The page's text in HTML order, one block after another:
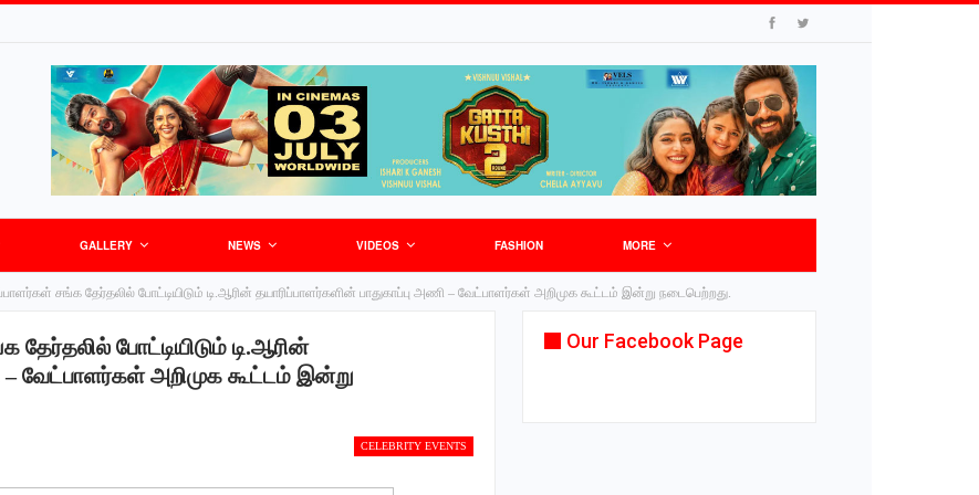
GALLERY NEWS VIDEOS FASHION MORE
சங்க தேர்தலில் போட்டியிடும் டி.ஆரின் தயாரிப்பாளர்களின் பாதுகாப்பு அணி – வேட்பாளர்கள் அறிமுக கூட்டம் இன்று நடைபெற்றது.
தேர்தலில் போட்டியிடும் டி.ஆரின்
– வேட்பாளர்கள் அறிமுக கூட்டம் இன்று
CELEBRITY EVENTS
Our Facebook Page